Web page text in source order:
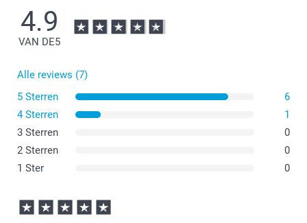
4.9
VAN DE5
Alle reviews (7)
5 Sterren
6
4 Sterren
1
3 Sterren
0
2 Sterren
0
1 Ster
0